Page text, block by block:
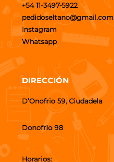
+54 11-3497-5922
pedidoseltano@gmail.com
Instagram
Whatsapp
DIRECCIÓN
D’Onofrio 59, Ciudadela
Donofrio 98
Horarios: